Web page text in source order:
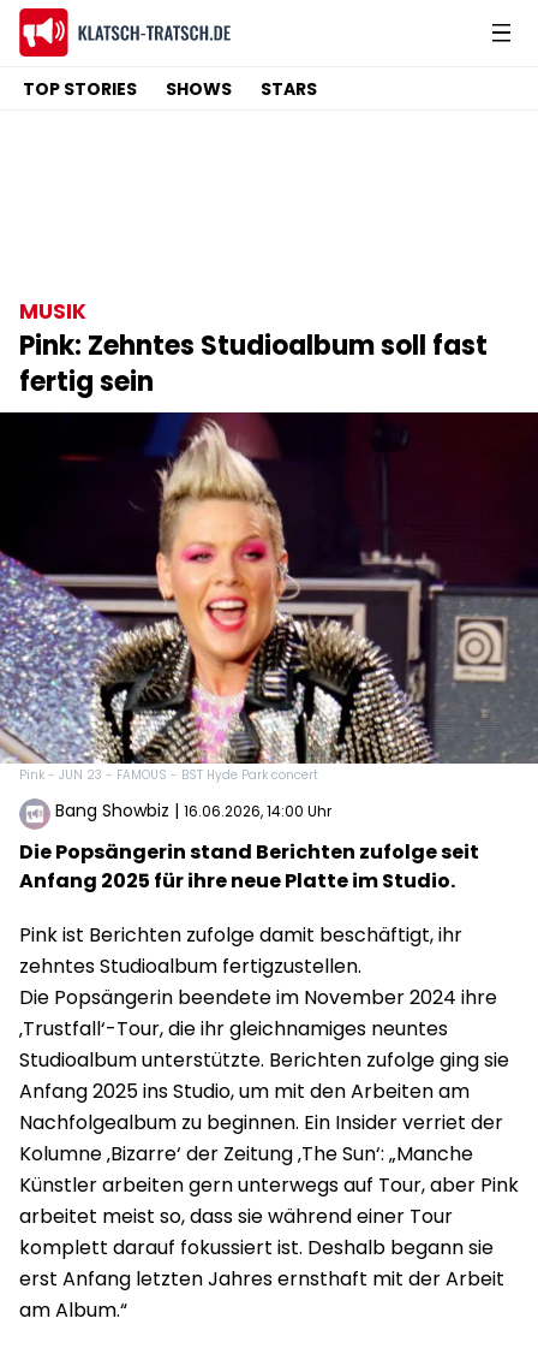
TOP STORIES SHOWS STARS
MUSIK
Pink: Zehntes Studioalbum soll fast
fertig sein
Pink - JUN 23 - FAMOUS - BST Hyde Park concert
Bang Showbiz | 16.06.2026, 14:00 Uhr
Die Popsängerin stand Berichten zufolge seit
Anfang 2025 für ihre neue Platte im Studio.
Pink ist Berichten zufolge damit beschäftigt, ihr
zehntes Studioalbum fertigzustellen.
Die Popsängerin beendete im November 2024 ihre
‚Trustfall‘-Tour, die ihr gleichnamiges neuntes
Studioalbum unterstützte. Berichten zufolge ging sie
Anfang 2025 ins Studio, um mit den Arbeiten am
Nachfolgealbum zu beginnen. Ein Insider verriet der
Kolumne ‚Bizarre‘ der Zeitung ‚The Sun‘: „Manche
Künstler arbeiten gern unterwegs auf Tour, aber Pink
arbeitet meist so, dass sie während einer Tour
komplett darauf fokussiert ist. Deshalb begann sie
erst Anfang letzten Jahres ernsthaft mit der Arbeit
am Album.“